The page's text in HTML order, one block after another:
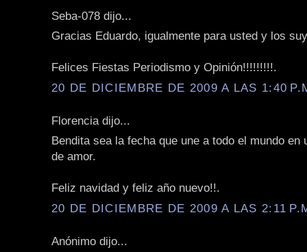
Seba-078 dijo...
Gracias Eduardo, igualmente para usted y los
Felices Fiestas Periodismo y Opinión!!!!!!!!!.
20 DE DICIEMBRE DE 2009 A LAS 1:40
Florencia dijo...
Bendita sea la fecha que une a todo el mundo en
de amor.
Feliz navidad y feliz año nuevo!!.
20 DE DICIEMBRE DE 2009 A LAS 2:11
Anónimo dijo...